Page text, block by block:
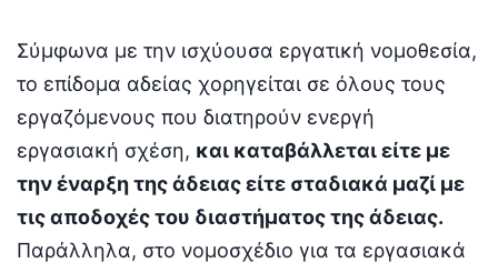
Σύμφωνα με την ισχύουσα εργατική νομοθεσία,
το επίδομα αδείας χορηγείται σε όλους τους
εργαζόμενους που διατηρούν ενεργή
εργασιακή σχέση, και καταβάλλεται είτε με
την έναρξη της άδειας είτε σταδιακά μαζί με
τις αποδοχές του διαστήματος της άδειας.
Παράλληλα, στο νομοσχέδιο για τα εργασιακά